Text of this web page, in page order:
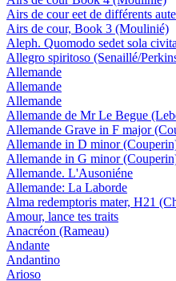
Airs de cour eet de différents
Airs de cour, Book 3 (Moulinié)
Aleph. Quomodo sedet sola
Allegro spiritoso (Senaillé/
Allemande
Allemande
Allemande
Allemande de Mr Le Begue
Allemande Grave in F major
Allemande in D minor
Allemande in G minor
Allemande. L'Ausoniéne
Allemande: La Laborde
Alma redemptoris mater, H21
Amour, lance tes traits
Anacréon (Rameau)
Andante
Andantino
Arioso